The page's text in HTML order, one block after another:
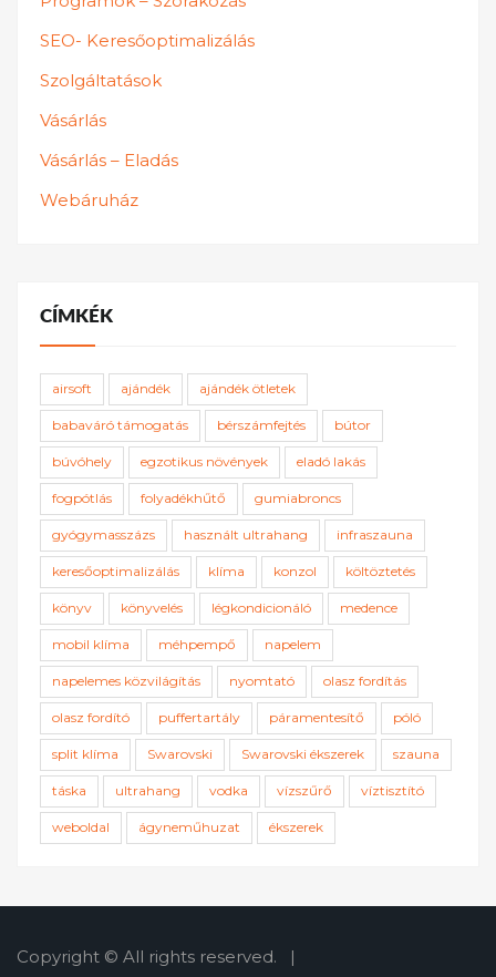
SEO- Keresőoptimalizálás
Szolgáltatások
Vásárlás
Vásárlás – Eladás
Webáruház
CÍMKÉK
airsoft ajándék ajándék ötletek
babaváró támogatás bérszámfejtés bútor
búvóhely egzotikus növények eladó lakás
fogpótlás folyadékhűtő gumiabroncs
gyógymasszázs használt ultrahang infraszauna
keresőoptimalizálás klíma konzol költöztetés
könyv könyvelés légkondicionáló medence
mobil klíma méhpempő napelem
napelemes közvilágítás nyomtató olasz fordítás
olasz fordító puffertartály páramentesítő póló
split klíma Swarovski Swarovski ékszerek szauna
táska ultrahang vodka vízszűrő víztisztító
weboldal ágyneműhuzat ékszerek
Copyright © All rights reserved. |